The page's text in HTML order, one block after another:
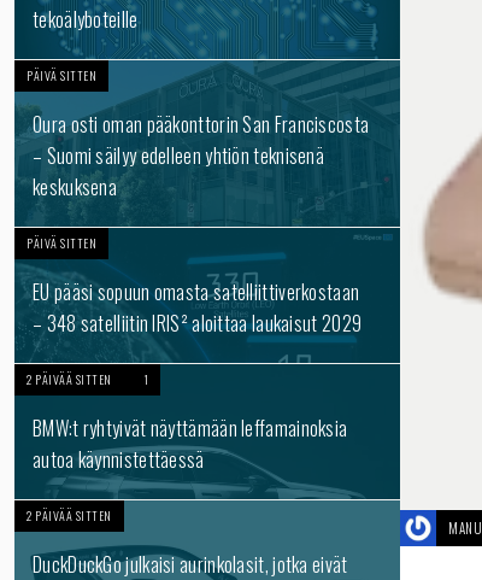
tekoälyboteille
PÄIVÄ SITTEN
Oura osti oman pääkonttorin San Franciscosta
– Suomi säilyy edelleen yhtiön teknisenä
keskuksena
PÄIVÄ SITTEN
EU pääsi sopuun omasta satelliittiverkostaan
– 348 satelliitin IRIS² aloittaa laukaisut 2029
2 PÄIVÄÄ SITTEN 1
BMW:t ryhtyivät näyttämään leffamainoksia
autoa käynnistettäessä
2 PÄIVÄÄ SITTEN
DuckDuckGo julkaisi aurinkolasit, jotka eivät